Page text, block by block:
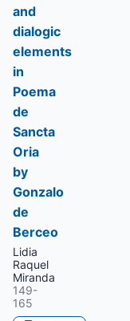
and
dialogic
elements
in
Poema
de
Sancta
Oria
by
Gonzalo
de
Berceo
Lidia
Raquel
Miranda
149-
165